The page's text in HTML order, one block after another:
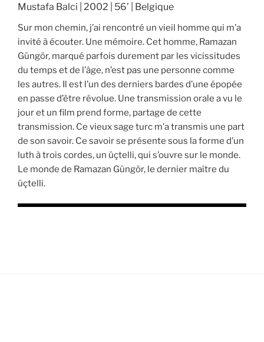
Mustafa Balci | 2002 | 56’ | Belgique
Sur mon chemin, j’ai rencontré un vieil homme qui m’a
invité à écouter. Une mémoire. Cet homme, Ramazan
Güngör, marqué parfois durement par les vicissitudes
du temps et de l’âge, n’est pas une personne comme
les autres. Il est l’un des derniers bardes d’une épopée
en passe d’être révolue. Une transmission orale a vu le
jour et un film prend forme, partage de cette
transmission. Ce vieux sage turc m’a transmis une part
de son savoir. Ce savoir se présente sous la forme d’un
luth à trois cordes, un üçtelli, qui s’ouvre sur le monde.
Le monde de Ramazan Güngör, le dernier maître du
üçtelli.